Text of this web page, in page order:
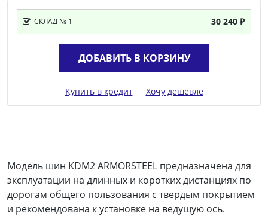
СКЛАД № 1 30 240 ₽
ДОБАВИТЬ В КОРЗИНУ
Купить в кредит Хочу дешевле
Модель шин KDM2 ARMORSTEEL предназначена для
эксплуатации на длинных и коротких дистанциях по
дорогам общего пользования с твердым покрытием
и рекомендована к установке на ведущую ось.